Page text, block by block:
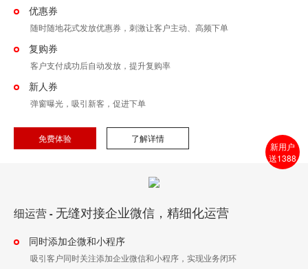
优惠券
随时随地花式发放优惠券，刺激让客户主动、高频下单
复购券
客户支付成功后自动发放，提升复购率
新人券
弹窗曝光，吸引新客，促进下单
免费体验 了解详情
细运营 - 无缝对接企业微信，精细化运营
同时添加企微和小程序
吸引客户同时关注添加企业微信和小程序，实现业务闭环
新用户
送1388